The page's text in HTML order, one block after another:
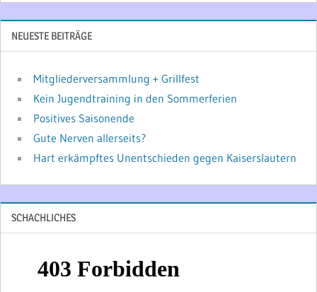
NEUESTE BEITRÄGE
Mitgliederversammlung + Grillfest
Kein Jugendtraining in den Sommerferien
Positives Saisonende
Gute Nerven allerseits?
Hart erkämpftes Unentschieden gegen Kaiserslautern
SCHACHLICHES